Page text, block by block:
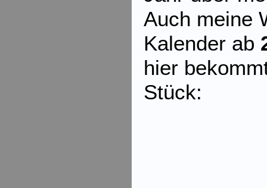
Auch meine
Kalender ab
hier
Stück: